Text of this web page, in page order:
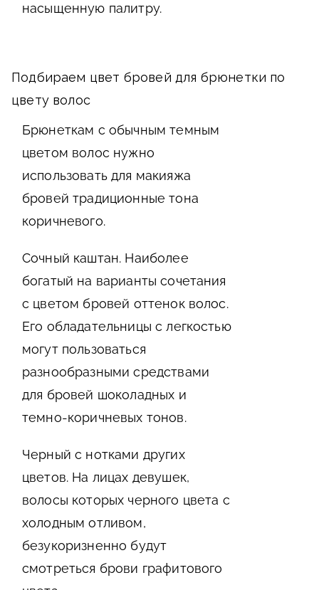
насыщенную палитру.
Подбираем цвет бровей для брюнетки по
цвету волос
Брюнеткам с обычным темным
цветом волос нужно
использовать для макияжа
бровей традиционные тона
коричневого.
Сочный каштан. Наиболее
богатый на варианты сочетания
с цветом бровей оттенок волос.
Его обладательницы с легкостью
могут пользоваться
разнообразными средствами
для бровей шоколадных и
темно-коричневых тонов.
Черный с нотками других
цветов. На лицах девушек,
волосы которых черного цвета с
холодным отливом,
безукоризненно будут
смотреться брови графитового